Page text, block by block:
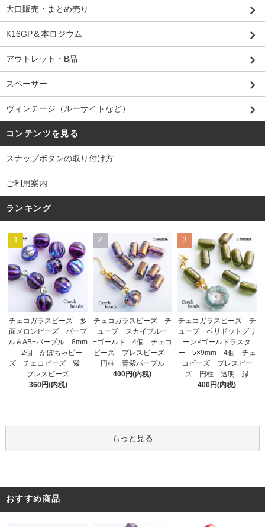
大口販売・まとめ売り
K16GP＆本ロジウム
アウトレット・B品
スペーサー
ヴィンテージ（ルーサイトなど）
コンテンツを見る
スナップボタンの取り付け方
ご利用案内
ランキング
1
チェコガラスビーズ 多
面メロンビーズ パープ
ル＆AB+パープル 8mm
2個 かぼちゃビー
ズ チェコビーズ 紫
プレスビーズ
360円(内税)
2
チェコガラスビーズ チ
ューブ スカイブルー
+ゴールド 4個 チェコ
ビーズ プレスビーズ
円柱 青紫パープル
400円(内税)
3
チェコガラスビーズ チ
ューブ ペリドットグリ
ーン×ゴールドラスタ
ー 5×9mm 4個 チェ
コビーズ プレスビー
ズ 円柱 透明 緑
400円(内税)
もっと見る
おすすめ商品